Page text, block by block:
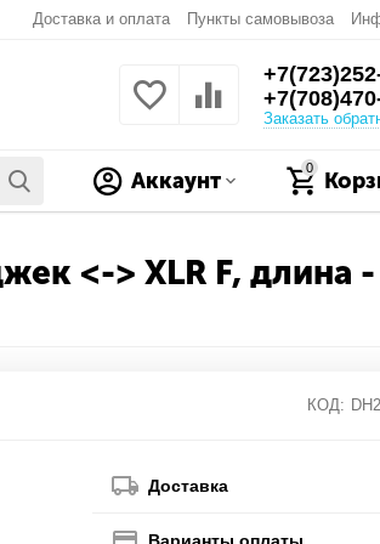
Доставка и оплата Пункты самовывоза
Заказать
0
Аккаунт
<-> XLR F, длина
КОД:
Доставка